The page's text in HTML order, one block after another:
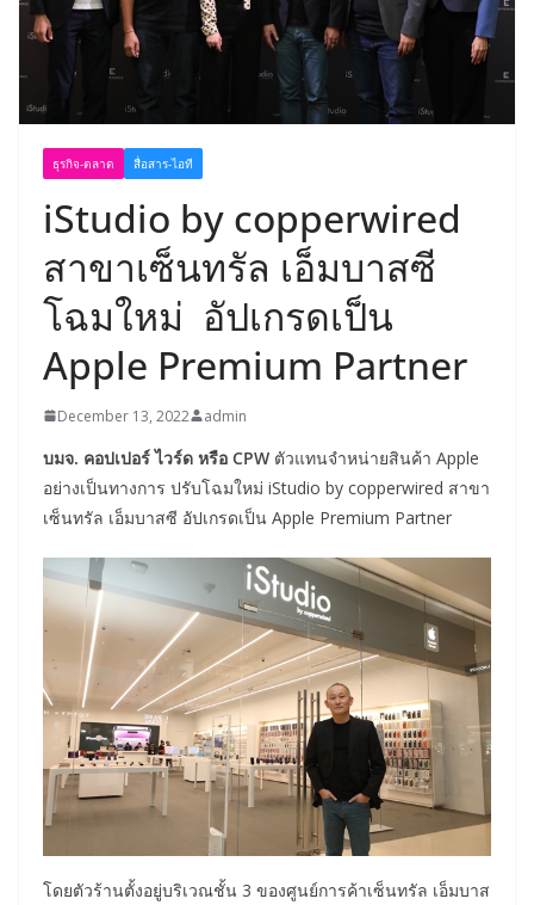
ธุรกิจ-ตลาด สื่อสาร-ไอที
iStudio by copperwired
สาขาเซ็นทรัล เอ็มบาสซี
โฉมใหม่ อัปเกรดเป็น
Apple Premium Partner
December 13, 2022 admin
บมจ. คอปเปอร์ ไวร์ด หรือ CPW ตัวแทนจำหน่ายสินค้า Apple
อย่างเป็นทางการ ปรับโฉมใหม่ iStudio by copperwired สาขา
เซ็นทรัล เอ็มบาสซี อัปเกรดเป็น Apple Premium Partner
โดยตัวร้านตั้งอยู่บริเวณชั้น 3 ของศูนย์การค้าเซ็นทรัล เอ็มบาส